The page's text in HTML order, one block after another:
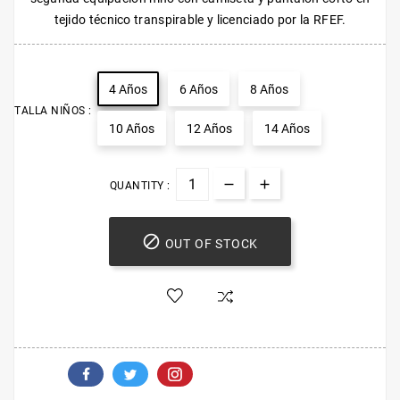
tejido técnico transpirable y licenciado por la RFEF.
TALLA NIÑOS :
4 Años 6 Años 8 Años
10 Años 12 Años 14 Años
QUANTITY :
 OUT OF STOCK